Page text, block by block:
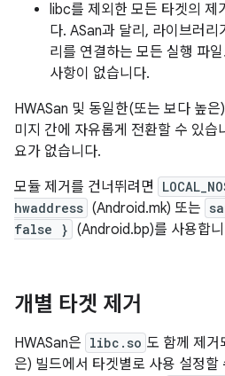
libc를 제외한 모든 타겟의 제
다. ASan과 달리, 라이브러리
리를 연결하는 모든 실행 파
사항이 없습니다.
HWASan 및 동일한(또는 보다 높은
미지 간에 자유롭게 전환할 수 있습
요가 없습니다.
모듈 제거를 건너뛰려면
hwaddress (Android.mk) 또는
false } (Android.bp)를 사용합
개별 타겟 제거
HWASan은 libc.so 도 함께 제거
은) 빌드에서 타겟별로 사용 설정할